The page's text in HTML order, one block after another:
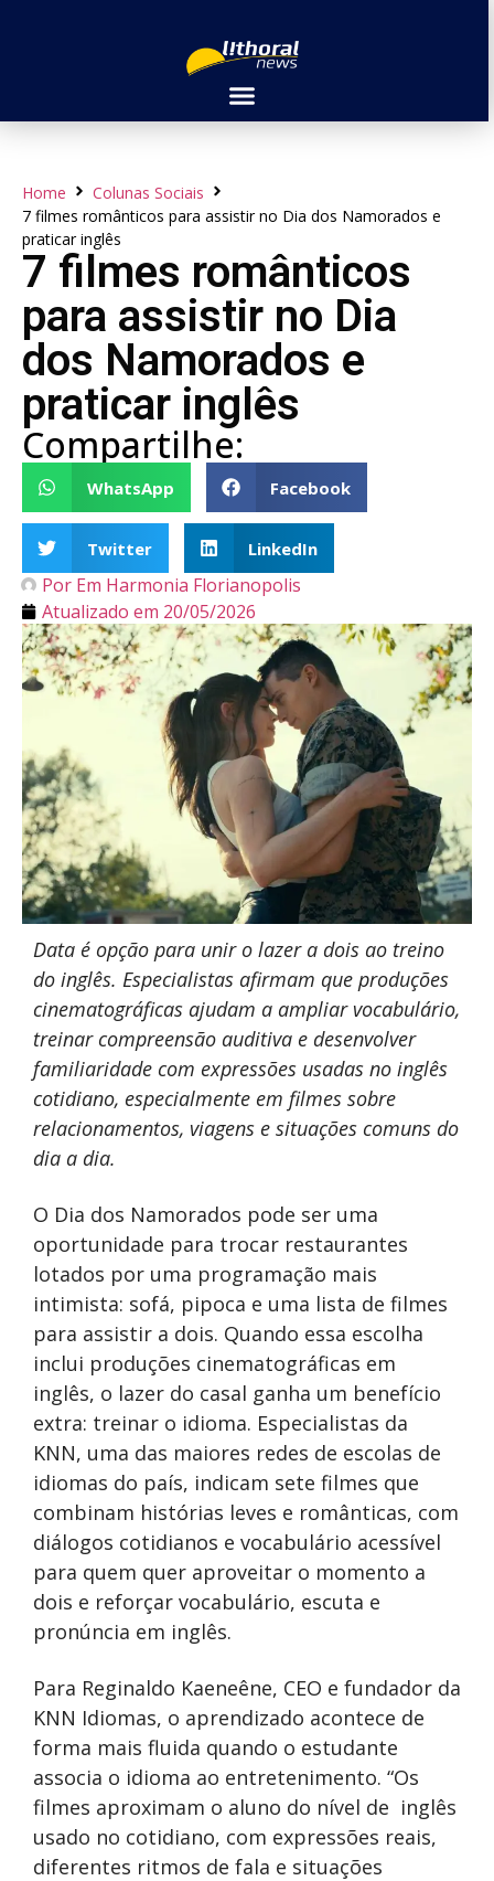
Home
Colunas Sociais
7 filmes românticos para assistir no Dia dos Namorados e
praticar inglês
7 filmes românticos
para assistir no Dia
dos Namorados e
praticar inglês
Compartilhe:
WhatsApp Facebook
Twitter LinkedIn
Por Em Harmonia Florianopolis
Atualizado em 20/05/2026
Data é opção para unir o lazer a dois ao treino
do inglês. Especialistas afirmam que produções
cinematográficas ajudam a ampliar vocabulário,
treinar compreensão auditiva e desenvolver
familiaridade com expressões usadas no inglês
cotidiano, especialmente em filmes sobre
relacionamentos, viagens e situações comuns do
dia a dia.
O Dia dos Namorados pode ser uma
oportunidade para trocar restaurantes
lotados por uma programação mais
intimista: sofá, pipoca e uma lista de filmes
para assistir a dois. Quando essa escolha
inclui produções cinematográficas em
inglês, o lazer do casal ganha um benefício
extra: treinar o idioma. Especialistas da
KNN, uma das maiores redes de escolas de
idiomas do país, indicam sete filmes que
combinam histórias leves e românticas, com
diálogos cotidianos e vocabulário acessível
para quem quer aproveitar o momento a
dois e reforçar vocabulário, escuta e
pronúncia em inglês.
Para Reginaldo Kaeneêne, CEO e fundador da
KNN Idiomas, o aprendizado acontece de
forma mais fluida quando o estudante
associa o idioma ao entretenimento. “Os
filmes aproximam o aluno do nível de inglês
usado no cotidiano, com expressões reais,
diferentes ritmos de fala e situações